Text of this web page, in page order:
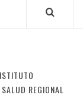
REGIONAL